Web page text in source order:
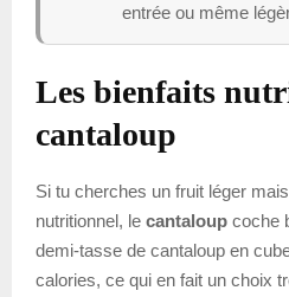
entrée ou même
Les bienfaits
cantaloup
Si tu cherches un fruit léger
nutritionnel, le cantaloup coche
demi-tasse de cantaloup en
calories, ce qui en fait un choix